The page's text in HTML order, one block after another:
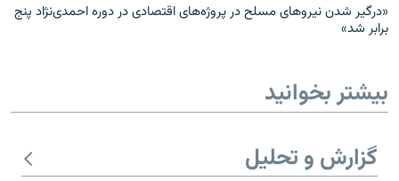
«درگير شدن نيروهای مسلح در پروژه‌های اقتصادی در دوره احمدی‌نژاد پنج
برابر شد»
بیشتر بخوانید
گزارش و تحلیل